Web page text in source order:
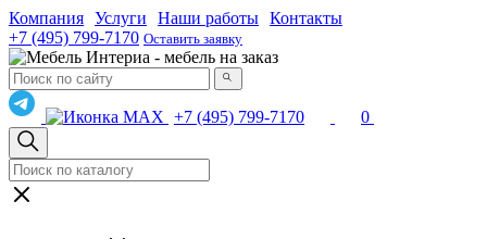
Компания Услуги Наши работы Контакты
+7 (495) 799-7170 Оставить заявку
+7 (495) 799-7170 0